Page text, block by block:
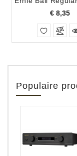
€ 8,35
Populaire